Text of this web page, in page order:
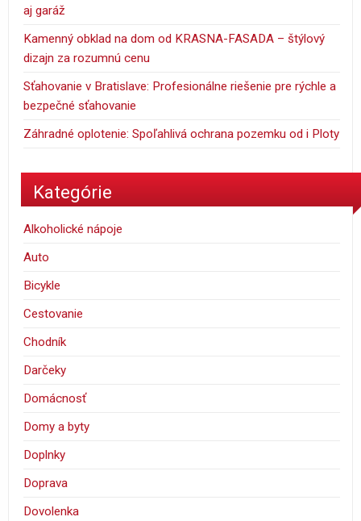
aj garáž
Kamenný obklad na dom od KRASNA-FASADA – štýlový
dizajn za rozumnú cenu
Sťahovanie v Bratislave: Profesionálne riešenie pre rýchle a
bezpečné sťahovanie
Záhradné oplotenie: Spoľahlivá ochrana pozemku od i Ploty
Kategórie
Alkoholické nápoje
Auto
Bicykle
Cestovanie
Chodník
Darčeky
Domácnosť
Domy a byty
Doplnky
Doprava
Dovolenka